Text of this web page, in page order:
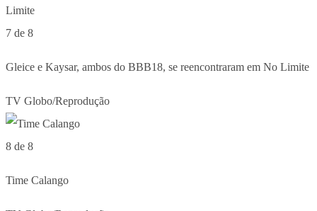
7 de 8
Gleice e Kaysar, ambos do BBB18, se reencontraram em No Limite
TV Globo/Reprodução
8 de 8
Time Calango